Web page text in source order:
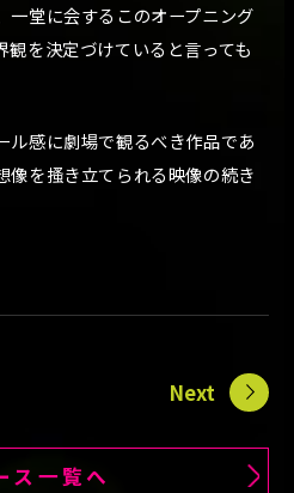
一堂に会するこのオープニング
を決定づけていると言っても
ル感に劇場で観るべき作品であ
像を搔き立てられる映像の続き
Next
ス一覧へ